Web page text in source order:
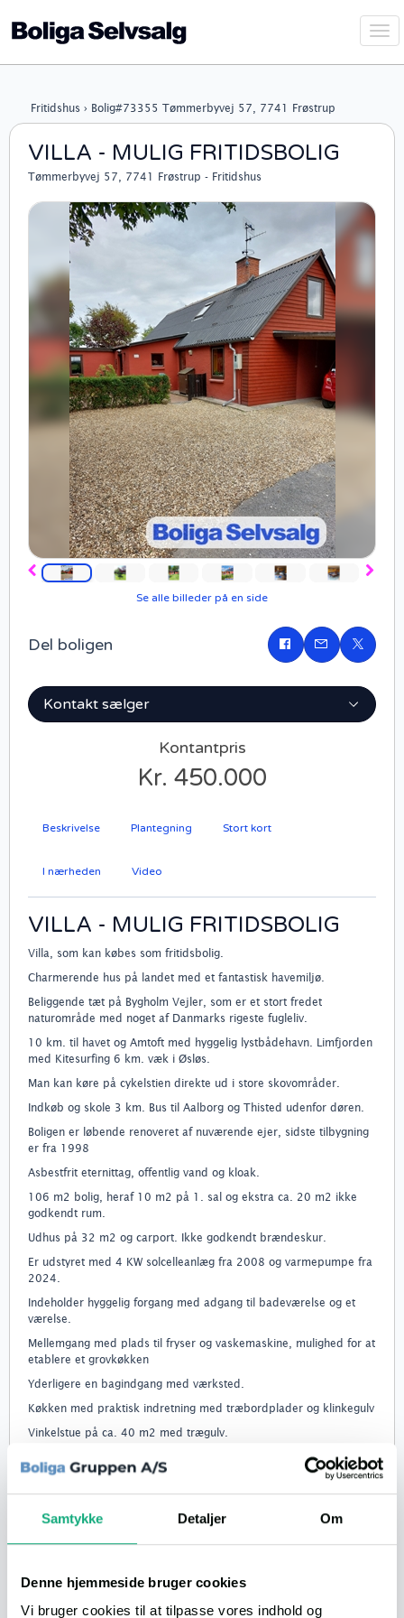
Samtykke Detaljer Om
Denne hjemmeside bruger cookies
Vi bruger cookies til at tilpasse vores indhold og
Vis
Fritidshus › Bolig#73355 Tømmerbyvej 57, 7741 Frøstrup
VILLA - MULIG FRITIDSBOLIG
Tømmerbyvej 57, 7741 Frøstrup - Fritidshus
Forrige
Se alle billeder på en side
Del boligen
Del
på
Kontakt sælger
Kontantpris
Kr. 450.000
Beskrivelse Plantegning Stort kort
I nærheden Video
VILLA - MULIG FRITIDSBOLIG
Villa, som kan købes som fritidsbolig.
Charmerende hus på landet med et fantastisk havemiljø.
Beliggende tæt på Bygholm Vejler, som er et stort fredet
naturområde med noget af Danmarks rigeste fugleliv.
10 km. til havet og Amtoft med hyggelig lystbådehavn. Limfjorden
med Kitesurfing 6 km. væk i Øsløs.
Man kan køre på cykelstien direkte ud i store skovområder.
Indkøb og skole 3 km. Bus til Aalborg og Thisted udenfor døren.
Boligen er løbende renoveret af nuværende ejer, sidste tilbygning
er fra 1998
Asbestfrit eternittag, offentlig vand og kloak.
106 m2 bolig, heraf 10 m2 på 1. sal og ekstra ca. 20 m2 ikke
godkendt rum.
Udhus på 32 m2 og carport. Ikke godkendt brændeskur.
Er udstyret med 4 KW solcelleanlæg fra 2008 og varmepumpe fra
2024.
Indeholder hyggelig forgang med adgang til badeværelse og et
værelse.
Mellemgang med plads til fryser og vaskemaskine, mulighed for at
etablere et grovkøkken
Yderligere en bagindgang med værksted.
Køkken med praktisk indretning med træbordplader og klinkegulv
Vinkelstue på ca. 40 m2 med trægulv.
Nyere brændeovn med fedtsten og varmepumpe giver billig
opvarmning.
Resten af huset har elvarme.
Huset sælges umøbleret.